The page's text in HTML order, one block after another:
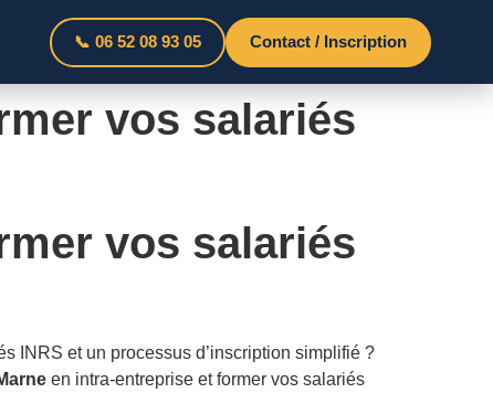
📞 06 52 08 93 05 Contact / Inscription
vos salariés
vos salariés
INRS et un processus d’inscription simplifié ?
en intra-entreprise et former vos salariés